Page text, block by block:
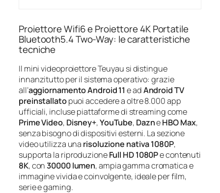
Proiettore Wifi6 e Proiettore 4K Portatile
Bluetooth5.4 Two-Way: le caratteristiche
tecniche
Il mini videoproiettore Teuyau si distingue
innanzitutto per il sistema operativo: grazie
all’aggiornamento Android 11 e adAndroid TV
preinstallatopuoi accedere a oltre 8.000 app
ufficiali, incluse piattaforme di streaming come
Prime Video, Disney+,YouTube, DazneHBO Max,
senza bisogno di dispositivi esterni. La sezione
video utilizza una risoluzione nativa 1080P,
supporta la riproduzioneFull HD 1080Pe contenuti
8K, con30000 lumen, ampia gamma cromatica e
immagine vivida e coinvolgente, ideale per film,
serie e gaming.